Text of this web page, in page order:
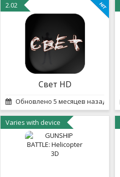
2.02
Свет HD
Обновлено 5 месяцев назад
Varies with device